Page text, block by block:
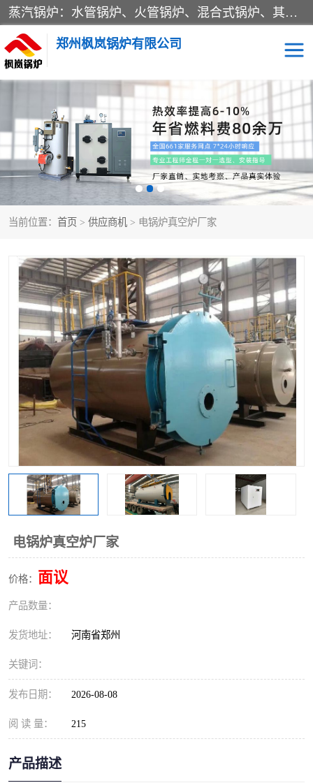
蒸汽锅炉：水管锅炉、火管锅炉、混合式锅炉、其他蒸汽锅炉； 热水锅炉：家用型集中供暖用热水锅炉、其他热水锅炉； 有机热载体锅炉； 船用蒸汽锅炉； （锅炉用辅助设备及装置）蒸汽冷凝器：表面冷凝器、混合式冷凝器、空冷式冷凝器、其他蒸汽冷凝器； 锅炉用辅助设备：节热器、蒸汽收集器、蓄能器、烟垢清除器、气体回收器、泥渣刮除器、空气预热器、其他锅炉用辅助设备；
郑州枫岚锅炉有限公司
当前位置： 首页 > 供应商机 > 电锅炉真空炉厂家
电锅炉真空炉厂家
价格： 面议
产品数量：
发货地址： 河南省郑州
关键词：
发布日期： 2026-08-08
阅 读 量： 215
产品描述